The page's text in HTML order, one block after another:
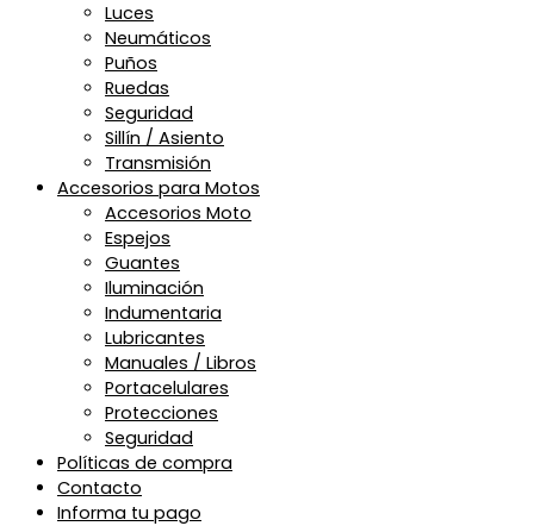
Luces
Neumáticos
Puños
Ruedas
Seguridad
Sillín / Asiento
Transmisión
Accesorios para Motos
Accesorios Moto
Espejos
Guantes
Iluminación
Indumentaria
Lubricantes
Manuales / Libros
Portacelulares
Protecciones
Seguridad
Políticas de compra
Contacto
Informa tu pago